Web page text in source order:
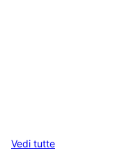
Vedi tuttele